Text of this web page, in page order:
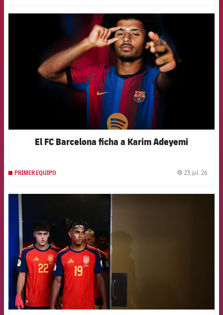
FCB Barcelona badge
El FC Barcelona ficha a Karim Adeyemi
PRIMER EQUIPO 23 jul. 26
FCB Barcelona badge